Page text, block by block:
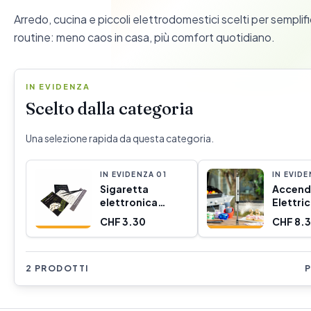
Arredo, cucina e piccoli elettrodomestici scelti per
routine: meno caos in casa, più comfort quotidiano.
IN EVIDENZA
Scelto dalla categoria
Una selezione rapida da questa categoria.
IN EVIDENZA 0 1
Sigaretta
elettronica
Bocchetta
(Ricondizionati
A)
CHF 3.30
IN
CHF
2 PRODOTTI